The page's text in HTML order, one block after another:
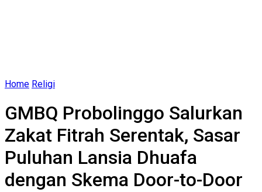
Home Religi
GMBQ Probolinggo Salurkan
Zakat Fitrah Serentak, Sasar
Puluhan Lansia Dhuafa
dengan Skema Door-to-Door